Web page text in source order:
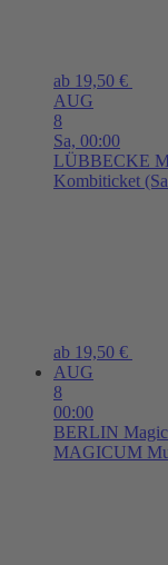
ab 19,50 €
AUG
8
Sa, 00:00
LÜBBECKE
Kombiticket
ab 19,50 €
AUG
8
00:00
BERLIN
MAGICUM